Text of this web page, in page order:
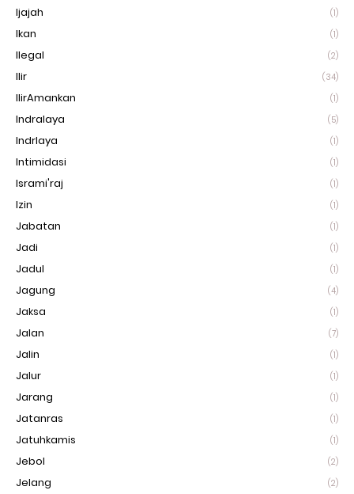
Ijajah (1)
Ikan (1)
Ilegal (2)
Ilir (34)
IlirAmankan (1)
Indralaya (5)
Indrlaya (1)
Intimidasi (1)
Isrami'raj (1)
Izin (1)
Jabatan (1)
Jadi (1)
Jadul (1)
Jagung (4)
Jaksa (1)
Jalan (7)
Jalin (1)
Jalur (1)
Jarang (1)
Jatanras (1)
Jatuhkamis (1)
Jebol (2)
Jelang (2)